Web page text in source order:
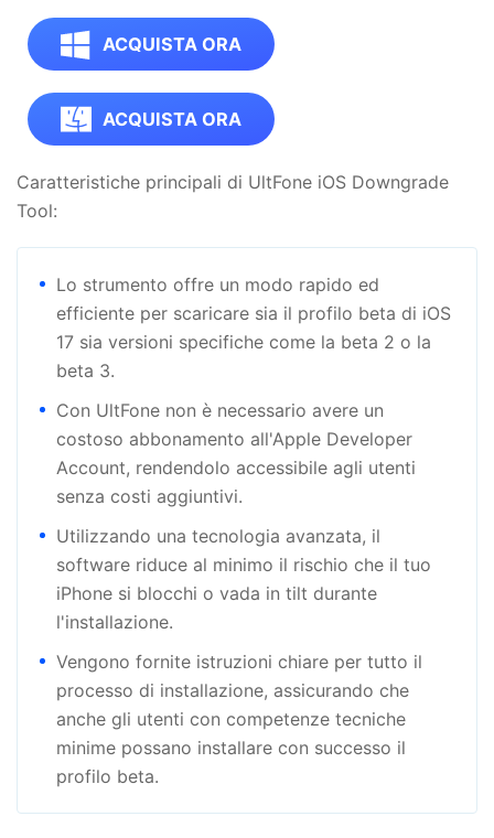
ACQUISTA ORA
ACQUISTA ORA
Caratteristiche principali di UltFone iOS Downgrade
Tool:
Lo strumento offre un modo rapido ed
efficiente per scaricare sia il profilo beta di iOS
17 sia versioni specifiche come la beta 2 o la
beta 3.
Con UltFone non è necessario avere un
costoso abbonamento all'Apple Developer
Account, rendendolo accessibile agli utenti
senza costi aggiuntivi.
Utilizzando una tecnologia avanzata, il
software riduce al minimo il rischio che il tuo
iPhone si blocchi o vada in tilt durante
l'installazione.
Vengono fornite istruzioni chiare per tutto il
processo di installazione, assicurando che
anche gli utenti con competenze tecniche
minime possano installare con successo il
profilo beta.